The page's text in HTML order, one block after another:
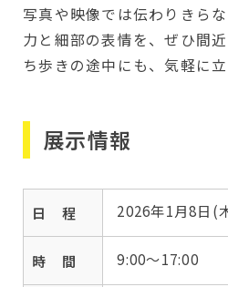
写真や映像では伝わりきら
力と細部の表情を、ぜひ間
ち歩きの途中にも、気軽に立
展示情報
日 程 2026年1月8日(
時 間 9:00〜17:00